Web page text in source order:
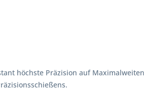
höchste Präzision auf